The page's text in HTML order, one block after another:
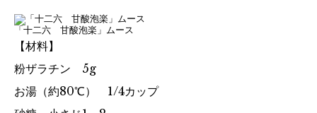
「十二六 甘酸泡楽」ムース
【材料】
粉ザラチン 5g
お湯（約80℃） 1/4カップ